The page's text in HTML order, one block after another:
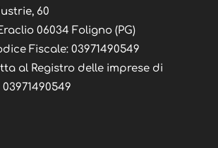
60
06034 Foligno (PG)
Fiscale: 03971490549
al Registro delle imprese di